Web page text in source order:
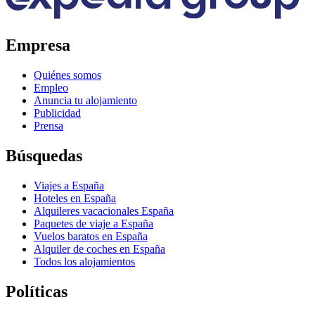
Empresa
Quiénes somos
Empleo
Anuncia tu alojamiento
Publicidad
Prensa
Búsquedas
Viajes a España
Hoteles en España
Alquileres vacacionales España
Paquetes de viaje a España
Vuelos baratos en España
Alquiler de coches en España
Todos los alojamientos
Políticas